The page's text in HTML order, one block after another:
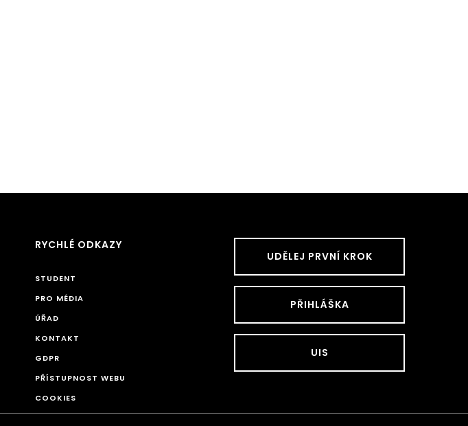
UDĚLEJ PRVNÍ KROK
PŘIHLÁŠKA
UIS
RYCHLÉ ODKAZY
STUDENT
PRO MÉDIA
ÚŘAD
KONTAKT
GDPR
PŘÍSTUPNOST WEBU
COOKIES